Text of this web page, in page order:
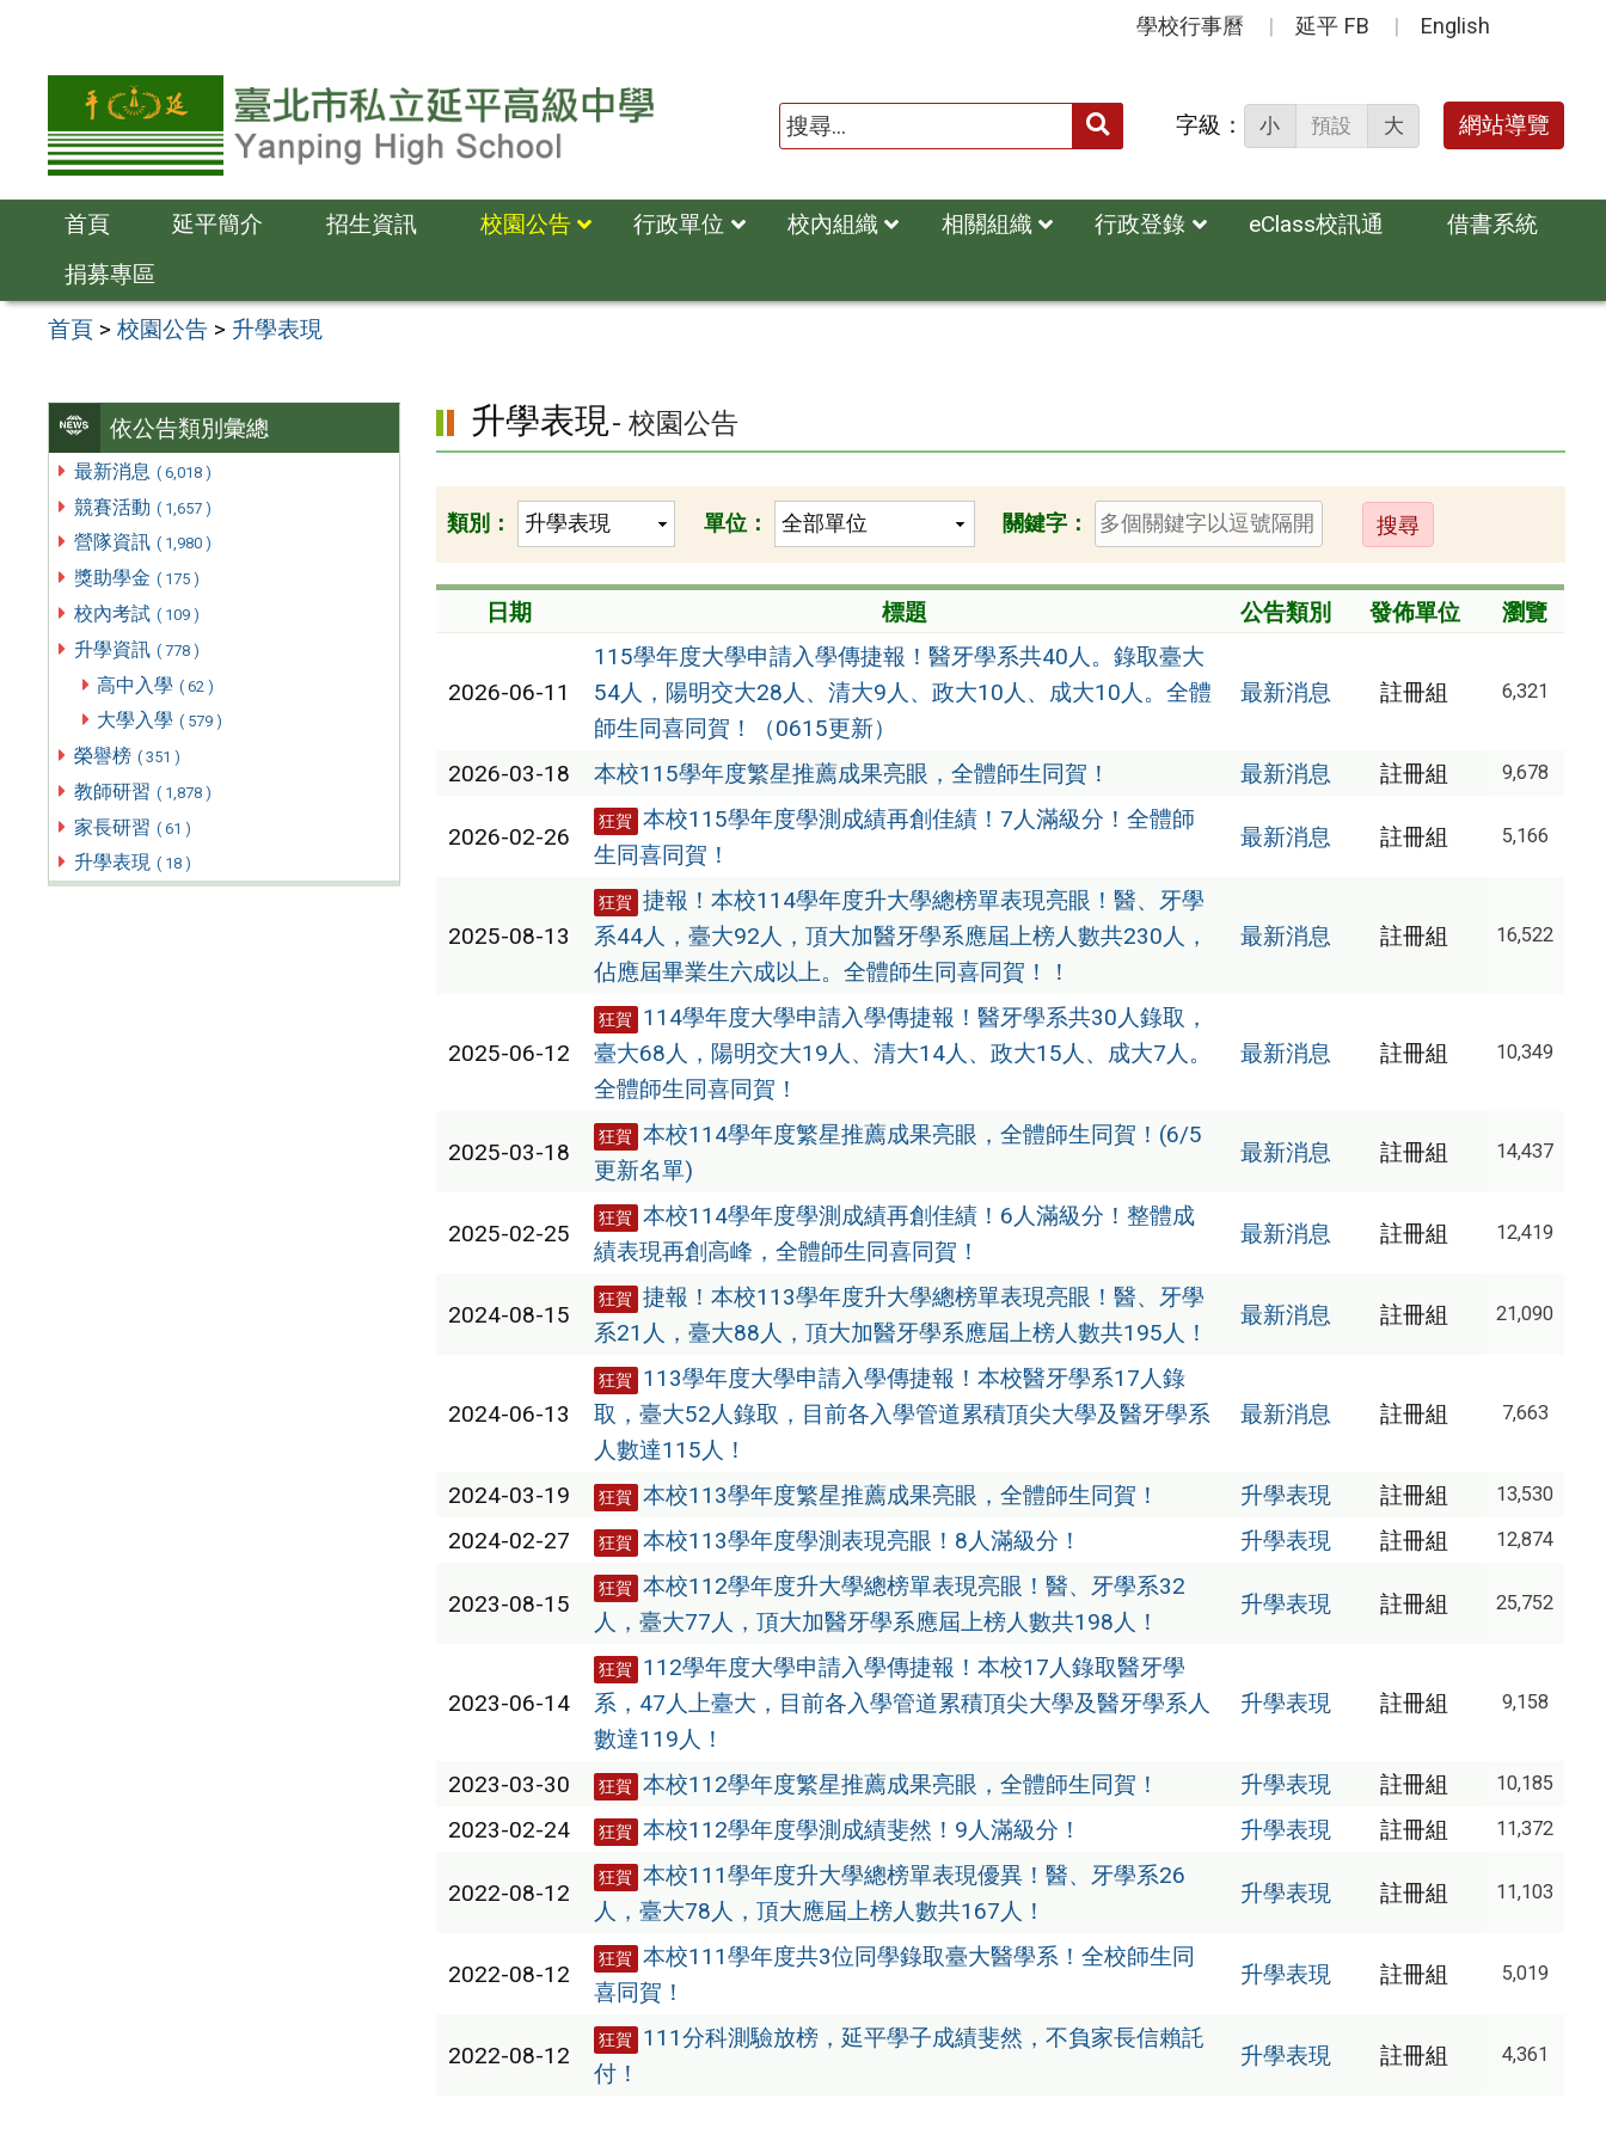
容
學校行事曆 延平 FB English
送出 字級： 小 預設 大 網站導覽
首頁 延平簡介 招生資訊 校園公告 行政單位 校內組織 相關組織 行政登錄 eClass校訊通
借書系統
捐募專區
首頁 >校園公告 > 升學表現
依公告類別彙總
最新消息 ( 6,018 )
競賽活動 ( 1,657 )
營隊資訊 ( 1,980 )
獎助學金 ( 175 )
校內考試 ( 109 )
升學資訊 ( 778 )
高中入學 ( 62 )
大學入學 ( 579 )
榮譽榜 ( 351 )
教師研習 ( 1,878 )
家長研習 ( 61 )
升學表現 ( 18 )
升學表現- 校園公告
類別： 單位： 關鍵字：
送
出
日期 標題 公告類別 發佈單位 瀏覽
2026-06-11
115學年度大學申請入學傳捷報！醫牙學系共40人。錄取臺大
54人，陽明交大28人、清大9人、政大10人、成大10人。全體
師生同喜同賀！（0615更新）
最新消息 註冊組 6,321
2026-03-18 本校115學年度繁星推薦成果亮眼，全體師生同賀！ 最新消息 註冊組 9,678
2026-02-26
狂賀 本校115學年度學測成績再創佳績！7人滿級分！全體師
生同喜同賀！
最新消息 註冊組 5,166
2025-08-13
狂賀 捷報！本校114學年度升大學總榜單表現亮眼！醫、牙學
系44人，臺大92人，頂大加醫牙學系應屆上榜人數共230人，
佔應屆畢業生六成以上。全體師生同喜同賀！！
最新消息 註冊組 16,522
2025-06-12
狂賀
114學年度大學申請入學傳捷報！醫牙學系共30人錄取，
臺大68人，陽明交大19人、清大14人、政大15人、成大7人。
全體師生同喜同賀！
最新消息 註冊組 10,349
2025-03-18
狂賀 本校114學年度繁星推薦成果亮眼，全體師生同賀！(6/5
更新名單)
最新消息 註冊組 14,437
2025-02-25
狂賀 本校114學年度學測成績再創佳績！6人滿級分！整體成
績表現再創高峰，全體師生同喜同賀！
最新消息 註冊組 12,419
2024-08-15
狂賀 捷報！本校113學年度升大學總榜單表現亮眼！醫、牙學
系21人，臺大88人，頂大加醫牙學系應屆上榜人數共195人！
最新消息 註冊組 21,090
2024-06-13
狂賀
113學年度大學申請入學傳捷報！本校醫牙學系17人錄
取，臺大52人錄取，目前各入學管道累積頂尖大學及醫牙學系
人數達115人！
最新消息 註冊組 7,663
2024-03-19 狂賀 本校113學年度繁星推薦成果亮眼，全體師生同賀！ 升學表現 註冊組 13,530
2024-02-27 狂賀 本校113學年度學測表現亮眼！8人滿級分！ 升學表現 註冊組 12,874
2023-08-15
狂賀 本校112學年度升大學總榜單表現亮眼！醫、牙學系32
人，臺大77人，頂大加醫牙學系應屆上榜人數共198人！
升學表現 註冊組 25,752
2023-06-14
狂賀
112學年度大學申請入學傳捷報！本校17人錄取醫牙學
系，47人上臺大，目前各入學管道累積頂尖大學及醫牙學系人
數達119人！
升學表現 註冊組 9,158
2023-03-30 狂賀 本校112學年度繁星推薦成果亮眼，全體師生同賀！ 升學表現 註冊組 10,185
2023-02-24 狂賀 本校112學年度學測成績斐然！9人滿級分！ 升學表現 註冊組 11,372
2022-08-12
狂賀 本校111學年度升大學總榜單表現優異！醫、牙學系26
人，臺大78人，頂大應屆上榜人數共167人！
升學表現 註冊組 11,103
2022-08-12
狂賀 本校111學年度共3位同學錄取臺大醫學系！全校師生同
喜同賀！
升學表現 註冊組 5,019
2022-08-12
狂賀
111分科測驗放榜，延平學子成績斐然，不負家長信賴託
付！
升學表現 註冊組 4,361